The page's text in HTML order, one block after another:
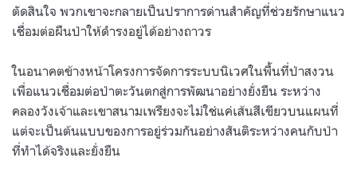
ตัดสินใจ พวกเขาจะกลายเป็นปราการด่านสำคัญที่ช่วยรักษาแนว
เชื่อมต่อผืนป่าให้ดำรงอยู่ได้อย่างถาวร
ในอนาคตข้างหน้าโครงการจัดการระบบนิเวศในพื้นที่ป่าสงวน
เพื่อแนวเชื่อมต่อป่าตะวันตกสู่การพัฒนาอย่างยั่งยืน ระหว่าง
คลองวังเจ้าและเขาสนามเพรียงจะไม่ใช่แค่เส้นสีเขียวบนแผนที่
แต่จะเป็นต้นแบบของการอยู่ร่วมกันอย่างสันติระหว่างคนกับป่า
ที่ทำได้จริงและยั่งยืน